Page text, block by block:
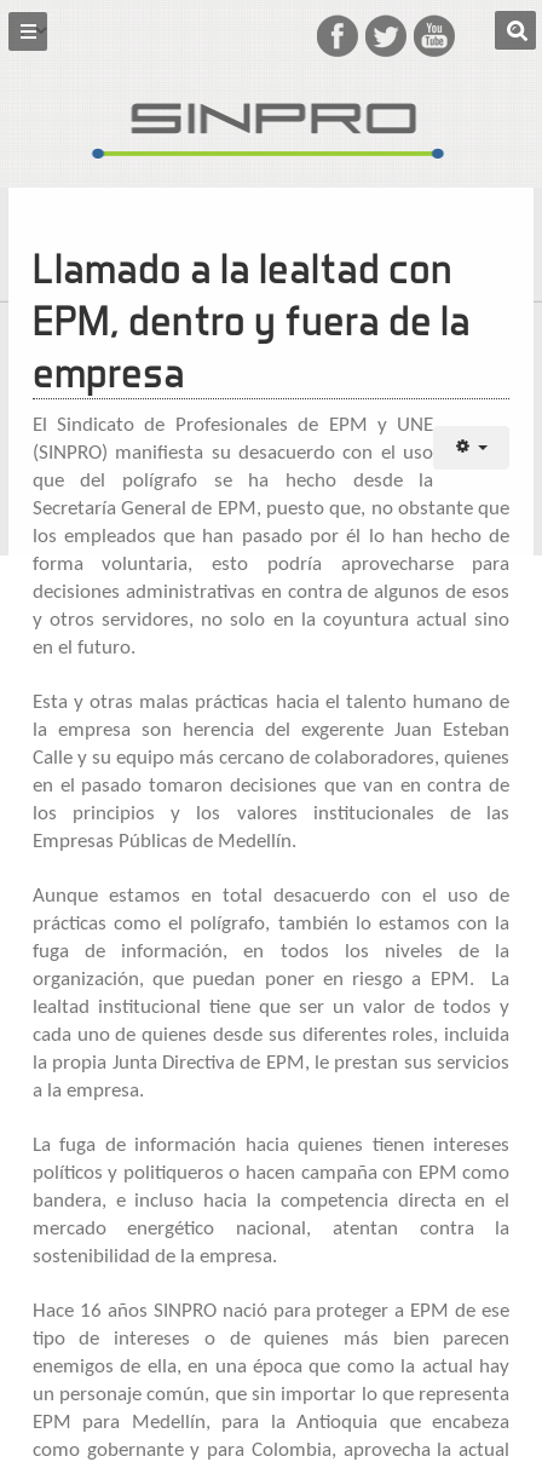
Llamado a la lealtad con
EPM, dentro y fuera de la
empresa
El Sindicato de Profesionales de EPM y UNE
(SINPRO) manifiesta su desacuerdo con el uso
que del polígrafo se ha hecho desde la
Secretaría General de EPM, puesto que, no obstante que
los empleados que han pasado por él lo han hecho de
forma voluntaria, esto podría aprovecharse para
decisiones administrativas en contra de algunos de esos
y otros servidores, no solo en la coyuntura actual sino
en el futuro.
Esta y otras malas prácticas hacia el talento humano de
la empresa son herencia del exgerente Juan Esteban
Calle y su equipo más cercano de colaboradores, quienes
en el pasado tomaron decisiones que van en contra de
los principios y los valores institucionales de las
Empresas Públicas de Medellín.
Aunque estamos en total desacuerdo con el uso de
prácticas como el polígrafo, también lo estamos con la
fuga de información, en todos los niveles de la
organización, que puedan poner en riesgo a EPM. La
lealtad institucional tiene que ser un valor de todos y
cada uno de quienes desde sus diferentes roles, incluida
la propia Junta Directiva de EPM, le prestan sus servicios
a la empresa.
La fuga de información hacia quienes tienen intereses
políticos y politiqueros o hacen campaña con EPM como
bandera, e incluso hacia la competencia directa en el
mercado energético nacional, atentan contra la
sostenibilidad de la empresa.
Hace 16 años SINPRO nació para proteger a EPM de ese
tipo de intereses o de quienes más bien parecen
enemigos de ella, en una época que como la actual hay
un personaje común, que sin importar lo que representa
EPM para Medellín, para la Antioquia que encabeza
como gobernante y para Colombia, aprovecha la actual